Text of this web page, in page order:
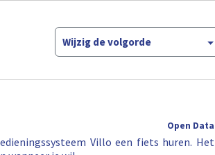
Wijzig de volgorde
Open Data
Villo een fiets huren. Het